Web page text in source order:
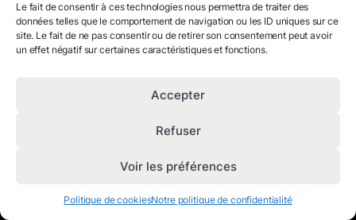
Le fait de consentir à ces technologies nous permettra de traiter des
données telles que le comportement de navigation ou les ID uniques sur ce
site. Le fait de ne pas consentir ou de retirer son consentement peut avoir
un effet négatif sur certaines caractéristiques et fonctions.
Accepter
Refuser
Voir les préférences
Politique de cookiesNotre politique de confidentialité